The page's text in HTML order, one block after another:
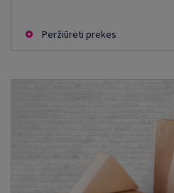
Peržiūrėti prekes